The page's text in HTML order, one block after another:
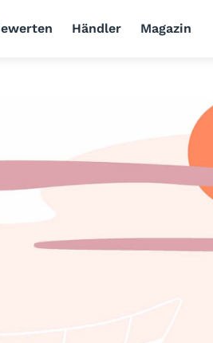
Händler Magazin